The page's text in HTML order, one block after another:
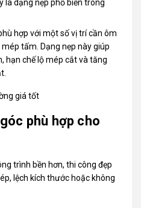
là dạng nẹp phổ biến trong
hợp với một số vị trí cần ôm
tấm. Dạng nẹp này giúp
hạn chế lộ mép cắt và tăng
giá tốt
phù hợp cho
trình bền hơn, thi công đẹp
lệch kích thước hoặc không